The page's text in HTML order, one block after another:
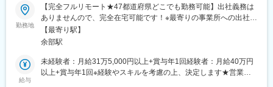
・確定拠出年金制度有
■当社について：
国内の大手風力発電デベロッパー日本風力開発グループの一員と
世界の発電事業の投資の約20%は風力発電であり、日本もこれか
ら風力発電の大量導入時代を迎えようとしています。サステナブ
勤務地
【完全フルリモート★47都道府県どこでも勤務可能】出社義務は
ありませんので、完全在宅可能です！※最寄りの事業所への出社を
希望される場合はご相談ください＜本社＞兵庫県姫路市東夢前台
3-62└JR姫新線「播磨高岡駅」より車で5分└「余部駅」より車で
【最寄り駅】
余部駅
給与
未経験者：月給31万5,000円以上+賞与年1回経験者：月給40万円
以上+賞与年1回※経験やスキルを考慮の上、決定します★営業職